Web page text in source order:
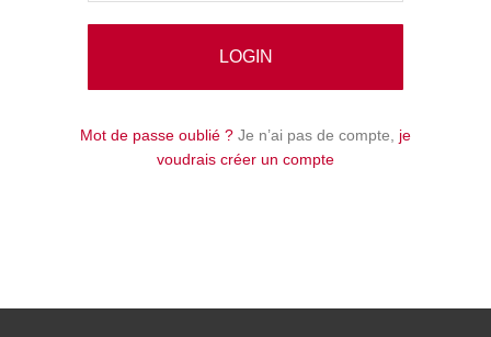
Mot de passe oublié ? Je n’ai pas de compte, je
voudrais créer un compte